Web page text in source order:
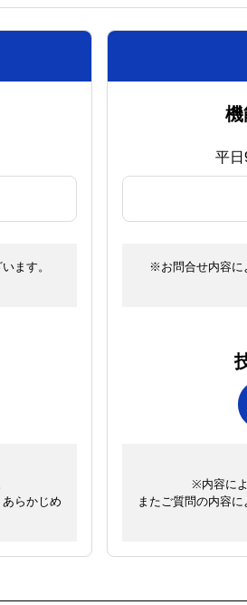
ます。
らかじめ
機
平日
※お問合せ内容に
※内容に
またご質問の内容